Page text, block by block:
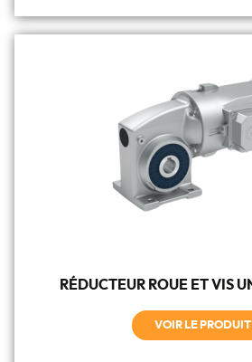
RÉDUCTEUR ROUE ET VIS
VOIR LE PRODUIT